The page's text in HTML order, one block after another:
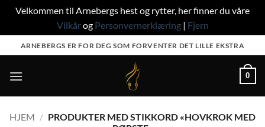
Velkommen til Arnebergs hest og rytter, her finner du våre
Vilkårog Personvernerklæring| Fjern
to
content
ARNEBERGS ER FOR DEG SOM FORVENTER DET LILLE EKSTRA
0
HJEM / PRODUKTER MED STIKKORD «HOVKROK MED